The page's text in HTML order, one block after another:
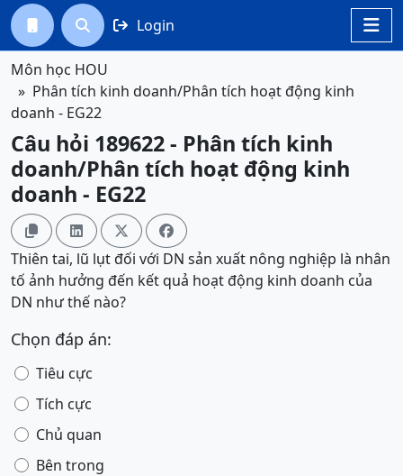

  Login
Môn học HOU
Phân tích kinh doanh/Phân tích hoạt động kinh
doanh - EG22
Câu hỏi 189622 - Phân tích kinh
doanh/Phân tích hoạt động kinh
doanh - EG22
   
Thiên tai, lũ lụt đối với DN sản xuất nông nghiệp là nhân
tố ảnh hưởng đến kết quả hoạt động kinh doanh của
DN như thế nào?
Chọn đáp án:
Tiêu cực
Tích cực
Chủ quan
Bên trong